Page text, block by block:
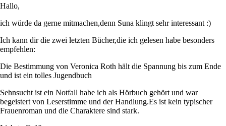
Hallo,
ich würde da gerne mitmachen,denn Suna klingt sehr interessant :)
Ich kann dir die zwei letzten Bücher,die ich gelesen habe besonders
empfehlen:
Die Bestimmung von Veronica Roth hält die Spannung bis zum Ende
und ist ein tolles Jugendbuch
Sehnsucht ist ein Notfall habe ich als Hörbuch gehört und war
begeistert von Leserstimme und der Handlung.Es ist kein typischer
Frauenroman und die Charaktere sind stark.